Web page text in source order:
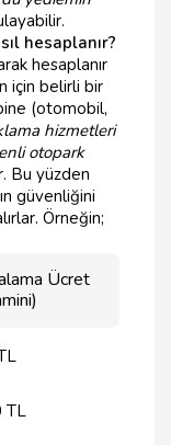
hesaplanır?
hesaplanır
için belirli bir
(otomobil,
hizmetleri
otopark
Bu yüzden
güvenliğini
Örneğin;
Ücret
TL